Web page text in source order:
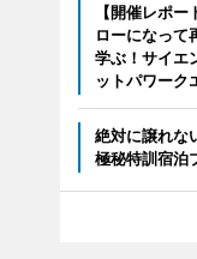
【開催レポ
ローになって
学ぶ！サイエ
ットパワーク
絶対に譲れな
極秘特訓宿泊